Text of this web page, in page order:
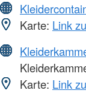
Karte: Link
Karte: Link